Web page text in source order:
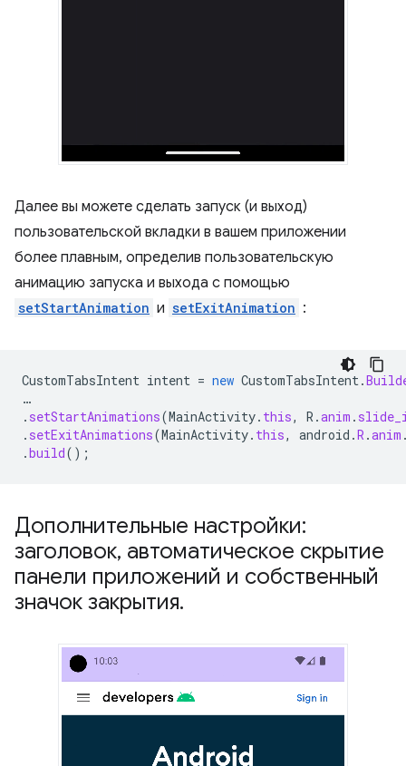
Далее вы можете сделать запуск (и выход)
пользовательской вкладки в вашем приложении
более плавным, определив пользовательскую
анимацию запуска и выхода с помощью
setStartAnimation и setExitAnimation :
CustomTabsIntent intent = new CustomTabsIntent.
…
. setStartAnimations(MainActivity. this, R .anim .
. setExitAnimations(MainActivity. this, android .R .anim
.build();
Дополнительные настройки:
заголовок, автоматическое скрытие
панели приложений и собственный
значок закрытия.